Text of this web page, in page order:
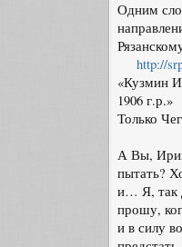
Одним
http://
«Кузмин
1906 г.р.»
Только
А Вы,
пытать?
и… Я, так
прошу,
и в силу